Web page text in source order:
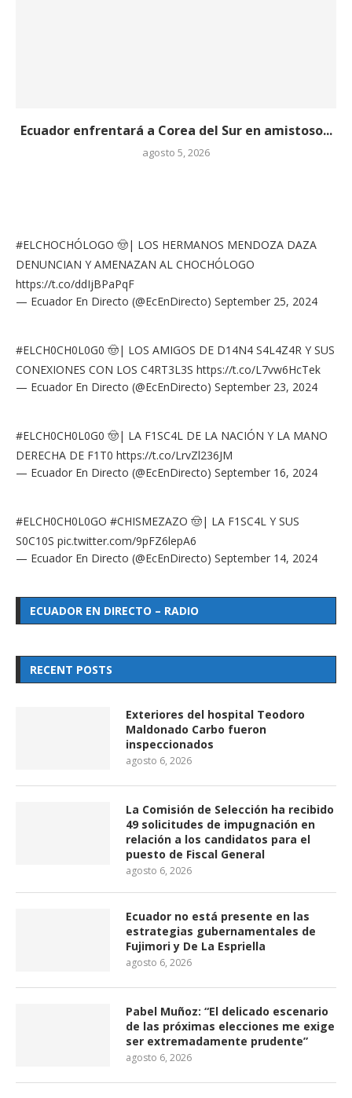
Ecuador enfrentará a Corea del Sur en amistoso...
agosto 5, 2026
#ELCHOCHÓLOGO 🤠| LOS HERMANOS MENDOZA DAZA
DENUNCIAN Y AMENAZAN AL CHOCHÓLOGO
https://t.co/ddIjBPaPqF
— Ecuador En Directo (@EcEnDirecto) September 25, 2024
#ELCH0CH0L0G0 🤠| LOS AMIGOS DE D14N4 S4L4Z4R Y SUS
CONEXIONES CON LOS C4RT3L3S https://t.co/L7vw6HcTek
— Ecuador En Directo (@EcEnDirecto) September 23, 2024
#ELCH0CH0L0G0 🤠| LA F1SC4L DE LA NACIÓN Y LA MANO
DERECHA DE F1T0 https://t.co/LrvZl236JM
— Ecuador En Directo (@EcEnDirecto) September 16, 2024
#ELCH0CH0L0GO #CHISMEZAZO 🤠| LA F1SC4L Y SUS
S0C10S pic.twitter.com/9pFZ6lepA6
— Ecuador En Directo (@EcEnDirecto) September 14, 2024
ECUADOR EN DIRECTO – RADIO
RECENT POSTS
Exteriores del hospital Teodoro
Maldonado Carbo fueron
inspeccionados
agosto 6, 2026
La Comisión de Selección ha recibido
49 solicitudes de impugnación en
relación a los candidatos para el
puesto de Fiscal General
agosto 6, 2026
Ecuador no está presente en las
estrategias gubernamentales de
Fujimori y De La Espriella
agosto 6, 2026
Pabel Muñoz: “El delicado escenario
de las próximas elecciones me exige
ser extremadamente prudente”
agosto 6, 2026